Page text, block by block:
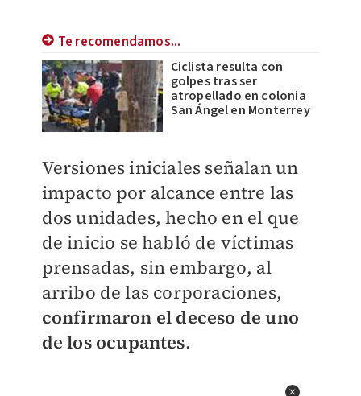
Te recomendamos...
Ciclista resulta con
golpes tras ser
atropellado en colonia
San Ángel en Monterrey
Versiones iniciales señalan un
impacto por alcance entre las
dos unidades, hecho en el que
de inicio se habló de víctimas
prensadas, sin embargo, al
arribo de las corporaciones,
confirmaron el deceso de uno
de los ocupantes.